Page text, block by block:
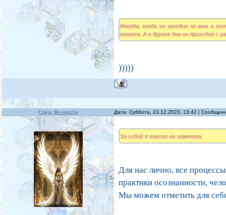
Иногда, когда он заходил ко мне в
казался. А в другие дни он приходил
)))))
След_Вечности Дата: Суббота, 23.12.2023, 13:42 |
За собой я такого не замечала,
Для нас лично, все
практики осознанности,
Мы можем отметить для